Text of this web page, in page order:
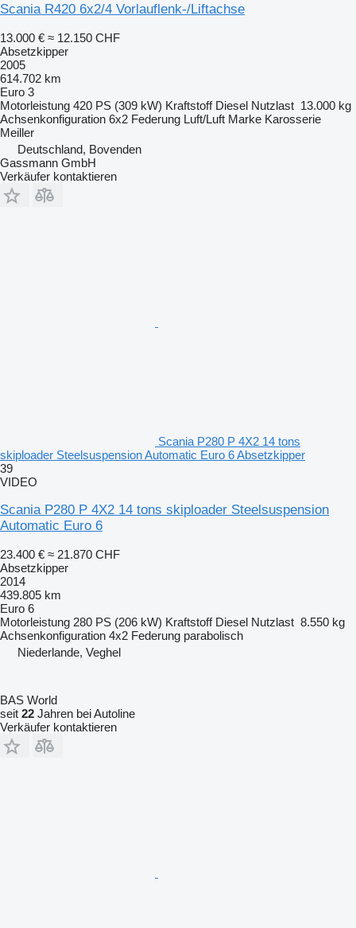
Scania R420 6x2/4 Vorlauflenk-/Liftachse
13.000 € ≈ 12.150 CHF
Absetzkipper
2005
614.702 km
Euro 3
Motorleistung 420 PS (309 kW) Kraftstoff Diesel Nutzlast 13.000 kg
Achsenkonfiguration 6x2 Federung Luft/Luft Marke Karosserie
Meiller
Deutschland, Bovenden
Gassmann GmbH
Verkäufer kontaktieren
Scania P280 P 4X2 14 tons
skiploader Steelsuspension Automatic Euro 6 Absetzkipper
39
VIDEO
Scania P280 P 4X2 14 tons skiploader Steelsuspension
Automatic Euro 6
23.400 € ≈ 21.870 CHF
Absetzkipper
2014
439.805 km
Euro 6
Motorleistung 280 PS (206 kW) Kraftstoff Diesel Nutzlast 8.550 kg
Achsenkonfiguration 4x2 Federung parabolisch
Niederlande, Veghel
BAS World
seit 22 Jahren bei Autoline
Verkäufer kontaktieren